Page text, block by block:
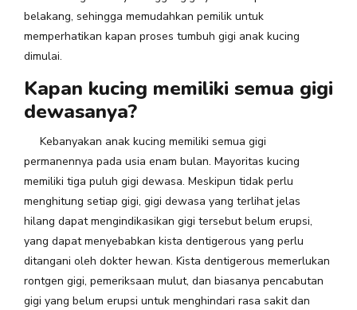
belakang, sehingga memudahkan pemilik untuk
memperhatikan kapan proses tumbuh gigi anak kucing
dimulai.
Kapan kucing memiliki semua gigi
dewasanya?
Kebanyakan anak kucing memiliki semua gigi
permanennya pada usia enam bulan. Mayoritas kucing
memiliki tiga puluh gigi dewasa. Meskipun tidak perlu
menghitung setiap gigi, gigi dewasa yang terlihat jelas
hilang dapat mengindikasikan gigi tersebut belum erupsi,
yang dapat menyebabkan kista dentigerous yang perlu
ditangani oleh dokter hewan. Kista dentigerous memerlukan
rontgen gigi, pemeriksaan mulut, dan biasanya pencabutan
gigi yang belum erupsi untuk menghindari rasa sakit dan